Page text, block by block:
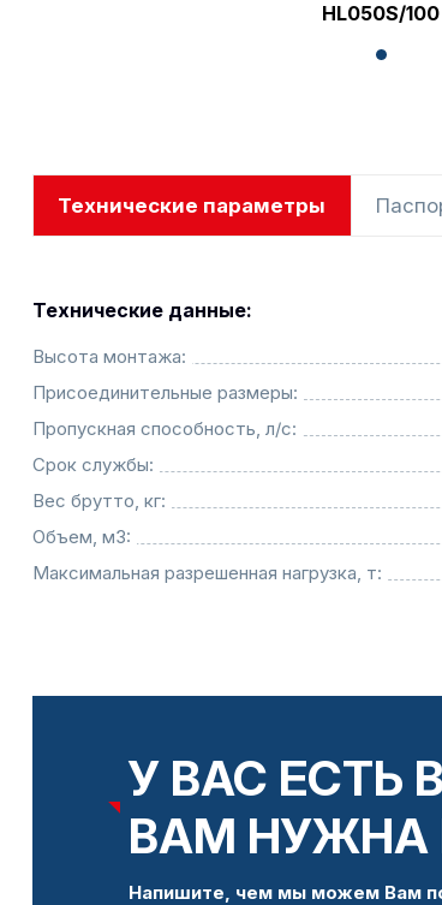
HL050S/100
Технические параметры
Технические данные:
Высота монтажа:
Присоединительные размеры:
Пропускная способность, л/с:
Срок службы:
Вес брутто, кг:
Объем, м3:
Максимальная разрешенная нагрузка, т:
У ВАС ЕСТЬ
ВАМ
Напишите, чем мы можем Вам